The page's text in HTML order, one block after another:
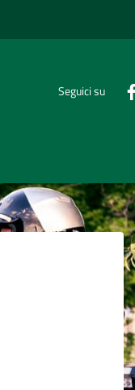
Seguici su